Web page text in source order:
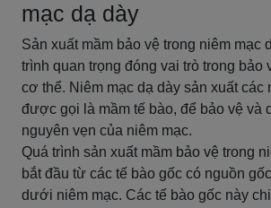
mạc dạ dày
Sản xuất mầm bảo vệ trong niêm mạc
trình quan trọng đóng vai trò trong bảo
cơ thể. Niêm mạc dạ dày sản xuất các
được gọi là mầm tế bào, để bảo vệ và
nguyên vẹn của niêm mạc.
Quá trình sản xuất mầm bảo vệ trong
bắt đầu từ các tế bào gốc có nguồn
dưới niêm mạc. Các tế bào gốc này